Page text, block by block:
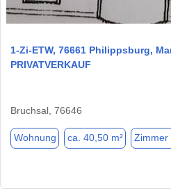
1-Zi-ETW, 76661 Philippsburg,
PRIVATVERKAUF
Bruchsal, 76646
Wohnung ca. 40,50 m² Zimmer